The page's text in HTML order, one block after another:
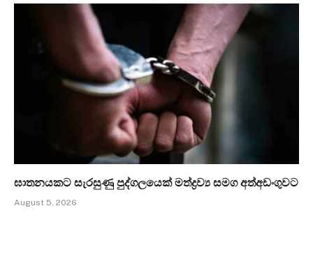
ඝාතනයකට සැරසුණු පුද්ගලයෙක් මත්ද්‍රව්‍ය සමග අත්අඩංගුවට
August 5, 2026